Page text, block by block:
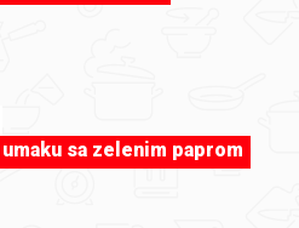
nektarinom
sa zelenim paprom